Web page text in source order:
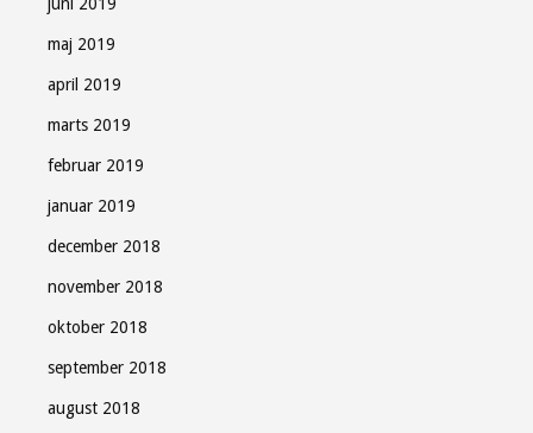
maj 2019
april 2019
marts 2019
februar 2019
januar 2019
december 2018
november 2018
oktober 2018
september 2018
august 2018